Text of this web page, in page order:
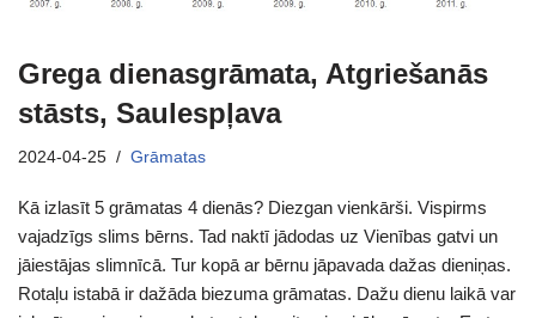
Grega dienasgrāmata, Atgriešanās
stāsts, Saulespļava
2024-04-25 Grāmatas
Kā izlasīt 5 grāmatas 4 dienās? Diezgan vienkārši. Vispirms
vajadzīgs slims bērns. Tad naktī jādodas uz Vienības gatvi un
jāiestājas slimnīcā. Tur kopā ar bērnu jāpavada dažas dieniņas.
Rotaļu istabā ir dažāda biezuma grāmatas. Dažu dienu laikā var